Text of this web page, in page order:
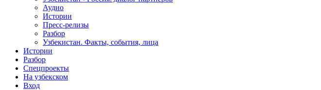
Аудио
Истории
Пресс-релизы
Разбор
Узбекистан. Факты, события, лица
Истории
Разбор
Спецпроекты
На узбекском
Вход